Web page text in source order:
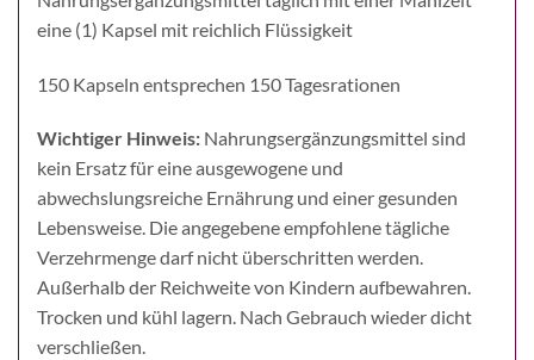
eine (1) Kapsel mit reichlich Flüssigkeit
150 Kapseln entsprechen 150 Tagesrationen
Wichtiger Hinweis: Nahrungsergänzungsmittel sind
kein Ersatz für eine ausgewogene und
abwechslungsreiche Ernährung und einer gesunden
Lebensweise. Die angegebene empfohlene tägliche
Verzehrmenge darf nicht überschritten werden.
Außerhalb der Reichweite von Kindern aufbewahren.
Trocken und kühl lagern. Nach Gebrauch wieder dicht
verschließen.